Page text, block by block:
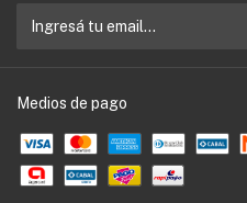
Medios de pago